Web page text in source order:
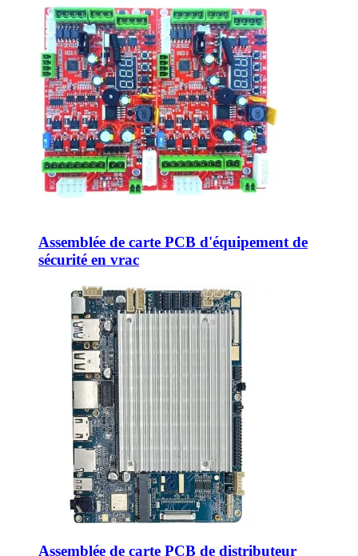
Assemblée de carte PCB d'équipement de
sécurité en vrac
Assemblée de carte PCB de distributeur